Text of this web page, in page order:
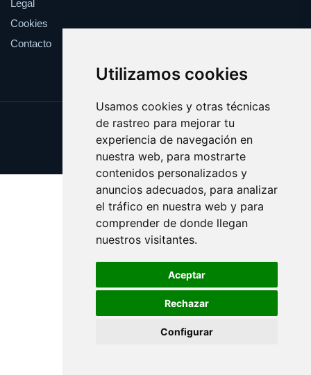
Utilizamos cookies
Usamos cookies y otras técnicas
de rastreo para mejorar tu
experiencia de navegación en
nuestra web, para mostrarte
contenidos personalizados y
anuncios adecuados, para analizar
el tráfico en nuestra web y para
comprender de donde llegan
nuestros visitantes.
Aceptar
Rechazar
Configurar
Legal
Cookies
Contacto
Update cookies preferences
Copyright © 2025 catalanes.org